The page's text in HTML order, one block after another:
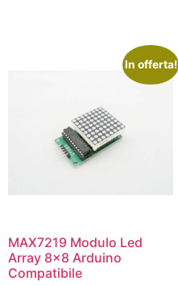
In offerta!
MAX7219 Modulo Led
Array 8×8 Arduino
Compatibile